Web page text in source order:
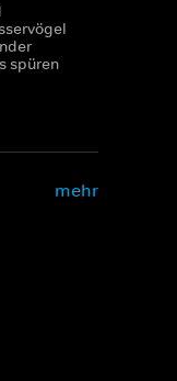
spüren
mehr